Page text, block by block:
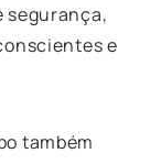
segurança,
e
também